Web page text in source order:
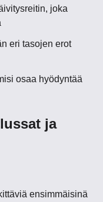
joka
eri tasojen erot
osaa hyödyntää
ja
ensimmäisinä